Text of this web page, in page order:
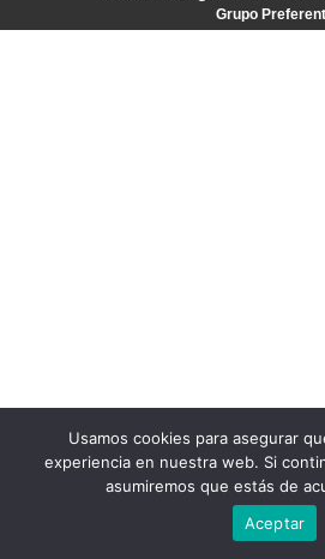
Usamos cookies para asegurar
experiencia en nuestra web. Si
asumiremos que estás de
Aceptar
Grupo